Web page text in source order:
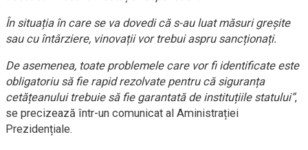
În situația în care se va dovedi că s-au luat măsuri greșite
sau cu întârziere, vinovații vor trebui aspru sancționați.
De asemenea, toate problemele care vor fi identificate este
obligatoriu să fie rapid rezolvate pentru că siguranța
cetățeanului trebuie să fie garantată de instituțiile statului”,
se precizează într-un comunicat al Aministrației
Prezidențiale.